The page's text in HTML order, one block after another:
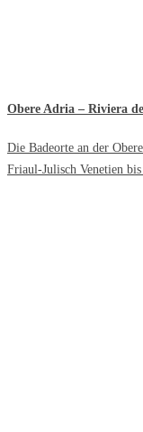
Obere Adria – Riviera
Die Badeorte an der
Friaul-Julisch Venetien